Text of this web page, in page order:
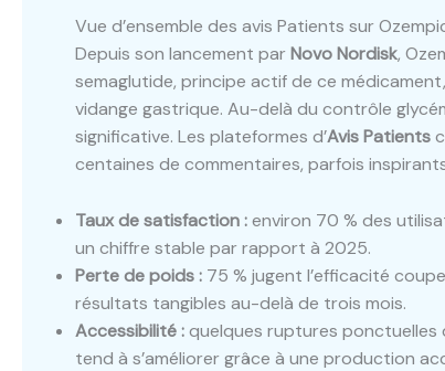
Vue d’ensemble des avis Patients sur
Depuis son lancement parNovo Nordisk,
semaglutide, principe actif de ce
vidange gastrique. Au-delà du contrôle
significative. Les plateformes d’Avis Patients
centaines de commentaires, parfois
Taux de satisfaction :environ 70 % des
un chiffre stable par rapport à 2025.
Perte de poids : 75 % jugent l’efficacité
résultats tangibles au-delà de trois mois.
Accessibilité :quelques ruptures
tend à s’améliorer grâce à une production